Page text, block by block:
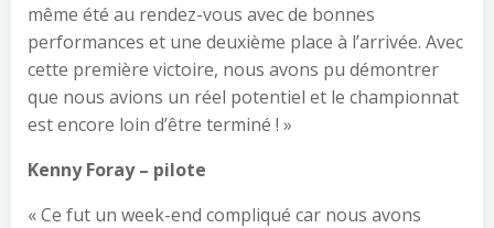
même été au rendez-vous avec de bonnes
performances et une deuxième place à l’arrivée. Avec
cette première victoire, nous avons pu démontrer
que nous avions un réel potentiel et le championnat
est encore loin d’être terminé ! »
Kenny Foray – pilote
« Ce fut un week-end compliqué car nous avons